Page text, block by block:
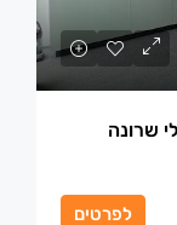
לפרטים